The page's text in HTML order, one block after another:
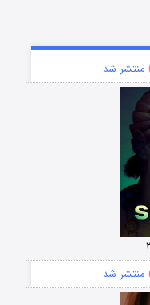
منتشر شد
منتشر شد